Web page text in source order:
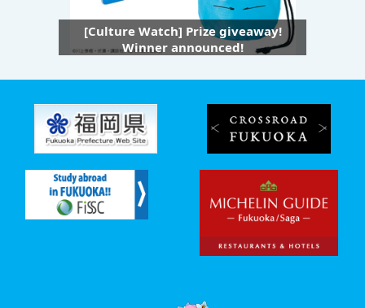
[Culture Watch] Prize giveaway!
Winner announced!